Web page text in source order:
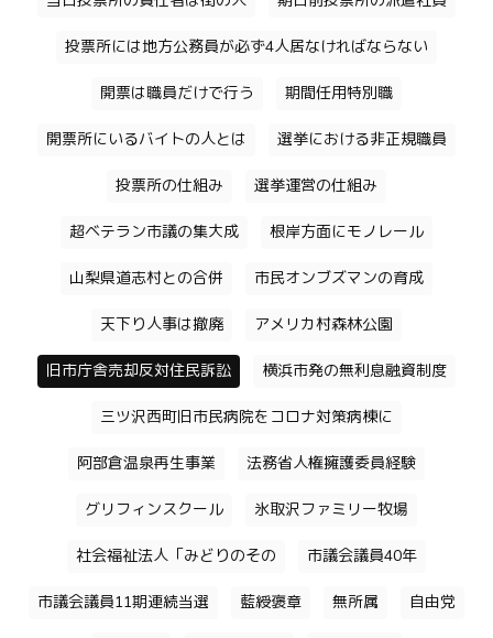
投票所には地方公務員が必ず4人居なければならない
開票は職員だけで行う 期間任用特別職
開票所にいるバイトの人とは 選挙における非正規職員
投票所の仕組み 選挙運営の仕組み
超ベテラン市議の集大成 根岸方面にモノレール
山梨県道志村との合併 市民オンブズマンの育成
天下り人事は撤廃 アメリカ村森林公園
旧市庁舎売却反対住民訴訟 横浜市発の無利息融資制度
三ツ沢西町旧市民病院をコロナ対策病棟に
阿部倉温泉再生事業 法務省人権擁護委員経験
グリフィンスクール 氷取沢ファミリー牧場
社会福祉法人「みどりのその 市議会議員40年
市議会議員11期連続当選 藍綬褒章 無所属 自由党